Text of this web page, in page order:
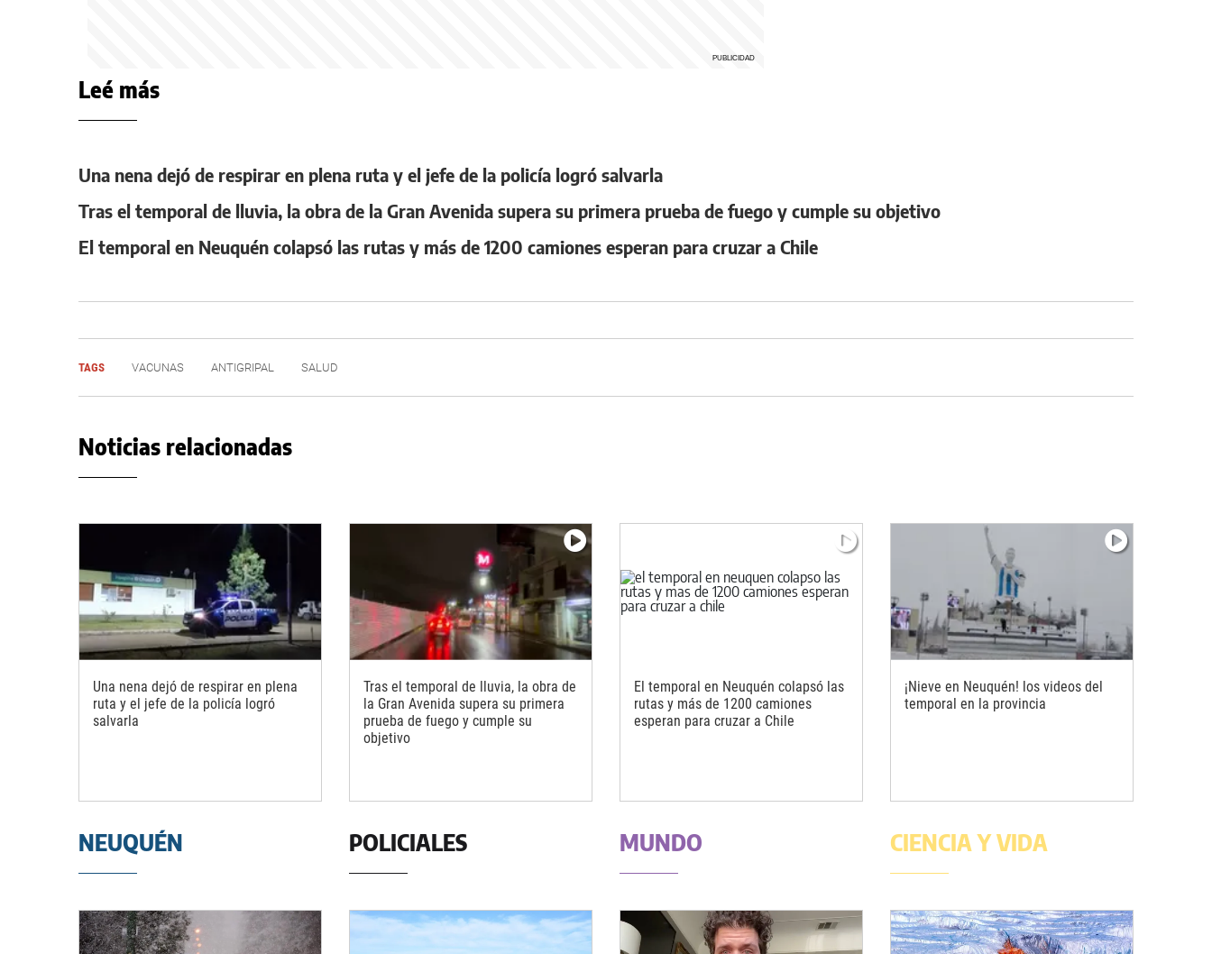
Leé más
Una nena dejó de respirar en plena ruta y el jefe de la policía logró salvarla
Tras el temporal de lluvia, la obra de la Gran Avenida supera su primera prueba de fuego y cumple su objetivo
El temporal en Neuquén colapsó las rutas y más de 1200 camiones esperan para cruzar a Chile
TAGS VACUNAS ANTIGRIPAL SALUD
Noticias relacionadas
Una nena dejó de respirar en plena
ruta y el jefe de la policía logró
salvarla
Tras el temporal de lluvia, la obra de
la Gran Avenida supera su primera
prueba de fuego y cumple su
objetivo
El temporal en Neuquén colapsó las
rutas y más de 1200 camiones
esperan para cruzar a Chile
¡Nieve en Neuquén! los videos del
temporal en la provincia
NEUQUÉN POLICIALES MUNDO CIENCIA Y VIDA